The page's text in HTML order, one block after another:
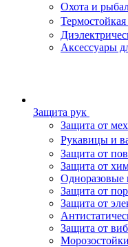
Охота и
Аксессуары
Защита рук
Защита от
Рукавицы и
Защита от
Защита от
Одноразовые
Защита от
Защита от
Защита от